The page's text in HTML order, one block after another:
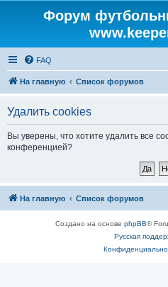
Форум
FAQ
На главную Список форумов
Удалить cookies
Вы уверены, что хотите удалить все
конференцией?
На главную Список форумов
Создано на основе phpBB®
Русская